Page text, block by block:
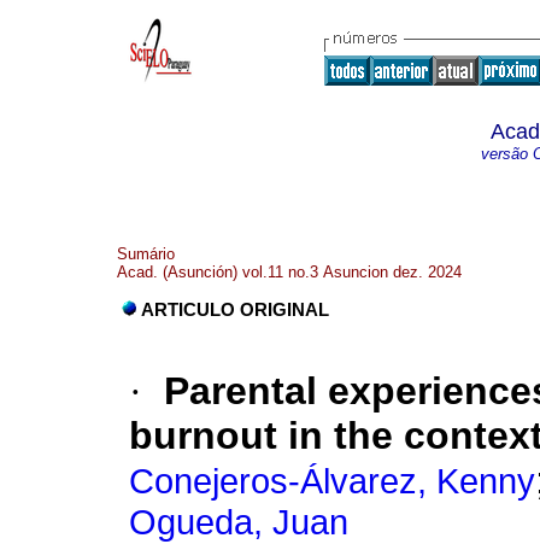
versão
Sumário
Acad. (Asunción) vol.11 no.3 Asuncion dez. 2024
ARTICULO ORIGINAL
·
Parental
burnout in the
Conejeros-Álvarez, Kenny
Ogueda, Juan